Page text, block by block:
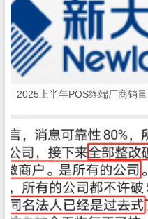
2025上半年POS终端厂商销量
厂商业绩分化解析